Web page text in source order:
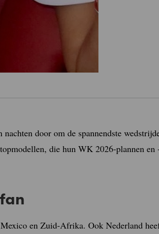
door om de spannendste
die hun WK 2026-plannen en
en Zuid-Afrika. Ook Nederland